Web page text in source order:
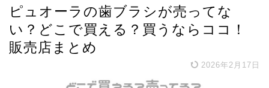
ピュオーラの歯ブラシが売ってな
い？どこで買える？買うならココ！
販売店まとめ
2026年2月17日